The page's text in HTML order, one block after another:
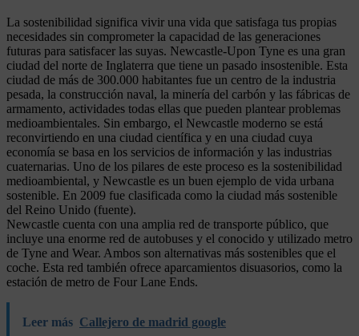
La sostenibilidad significa vivir una vida que satisfaga tus propias
necesidades sin comprometer la capacidad de las generaciones
futuras para satisfacer las suyas. Newcastle-Upon Tyne es una gran
ciudad del norte de Inglaterra que tiene un pasado insostenible. Esta
ciudad de más de 300.000 habitantes fue un centro de la industria
pesada, la construcción naval, la minería del carbón y las fábricas de
armamento, actividades todas ellas que pueden plantear problemas
medioambientales. Sin embargo, el Newcastle moderno se está
reconvirtiendo en una ciudad científica y en una ciudad cuya
economía se basa en los servicios de información y las industrias
cuaternarias. Uno de los pilares de este proceso es la sostenibilidad
medioambiental, y Newcastle es un buen ejemplo de vida urbana
sostenible. En 2009 fue clasificada como la ciudad más sostenible
del Reino Unido (fuente).
Newcastle cuenta con una amplia red de transporte público, que
incluye una enorme red de autobuses y el conocido y utilizado metro
de Tyne and Wear. Ambos son alternativas más sostenibles que el
coche. Esta red también ofrece aparcamientos disuasorios, como la
estación de metro de Four Lane Ends.
Leer más Callejero de madrid google